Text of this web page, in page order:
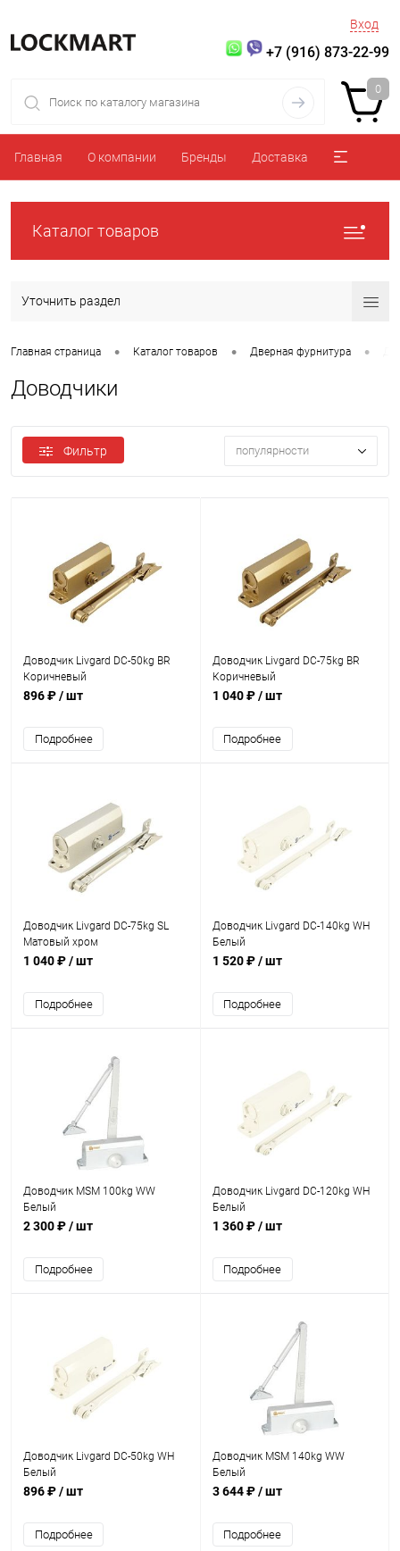
Вход
+7 (916) 873-22-99
0
Главная О компании Бренды Доставка
Каталог товаров
Уточнить раздел
Главная страница • Каталог товаров • Дверная фурнитура •
Доводчики
Фильтр популярности
Доводчик Livgard DC-50kg BR
Коричневый
896 ₽/ шт
Подробнее
Доводчик Livgard DC-75kg BR
Коричневый
1 040 ₽/ шт
Подробнее
Доводчик Livgard DC-75kg SL
Матовый хром
1 040 ₽/ шт
Подробнее
Доводчик Livgard DC-140kg WH
Белый
1 520 ₽/ шт
Подробнее
Доводчик MSM 100kg WW
Белый
2 300 ₽/ шт
Подробнее
Доводчик Livgard DC-120kg WH
Белый
1 360 ₽/ шт
Подробнее
Доводчик Livgard DC-50kg WH
Белый
896 ₽/ шт
Подробнее
Доводчик MSM 140kg WW
Белый
3 644 ₽/ шт
Подробнее